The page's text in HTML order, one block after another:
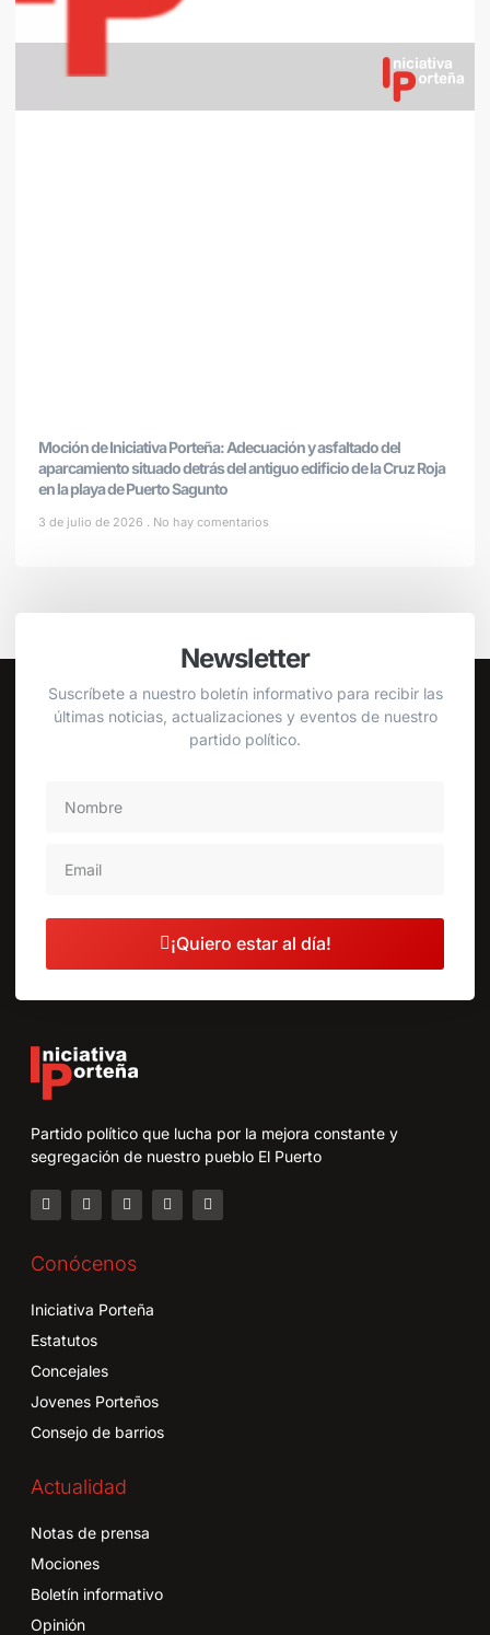
Moción de Iniciativa Porteña: Adecuación y asfaltado del
aparcamiento situado detrás del antiguo edificio de la Cruz Roja
en la playa de Puerto Sagunto
3 de julio de 2026 No hay comentarios
Newsletter
Suscríbete a nuestro boletín informativo para recibir las
últimas noticias, actualizaciones y eventos de nuestro
partido político.
¡Quiero estar al día!
Partido político que lucha por la mejora constante y
segregación de nuestro pueblo El Puerto
Conócenos
Iniciativa Porteña
Estatutos
Concejales
Jovenes Porteños
Consejo de barrios
Actualidad
Notas de prensa
Mociones
Boletín informativo
Opinión